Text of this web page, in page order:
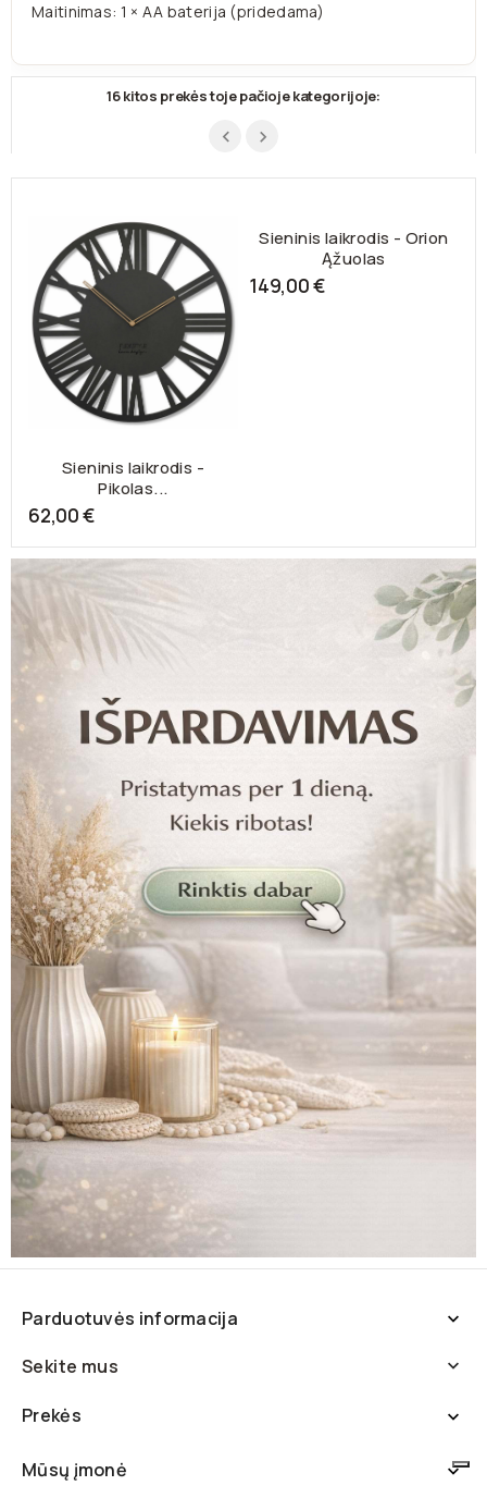
Maitinimas: 1 × AA baterija (pridedama)
16 kitos prekės toje pačioje kategorijoje:
Sieninis laikrodis -
Pikolas...
62,00 €
Parduotuvės informacija 
Sekite mus 
Prekės 
Mūsų įmonė 